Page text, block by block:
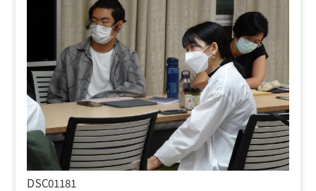
DSC01181